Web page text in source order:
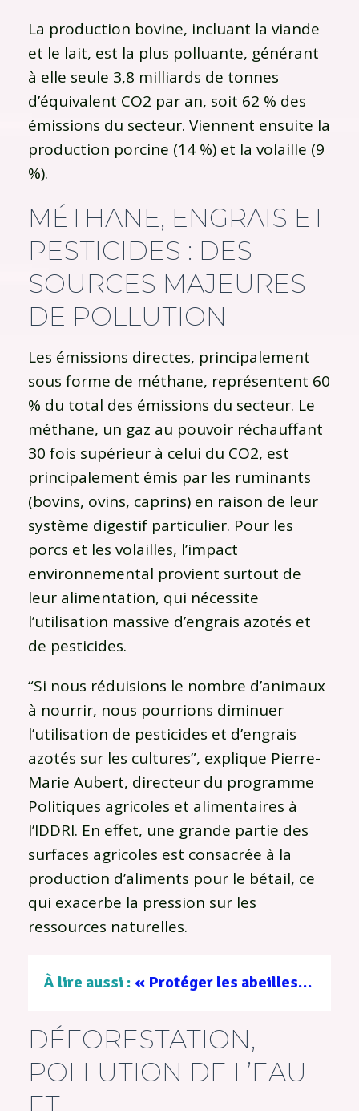
La production bovine, incluant la viande
et le lait, est la plus polluante, générant
à elle seule 3,8 milliards de tonnes
d’équivalent CO2 par an, soit 62 % des
émissions du secteur. Viennent ensuite la
production porcine (14 %) et la volaille (9
%).
MÉTHANE, ENGRAIS ET
PESTICIDES : DES
SOURCES MAJEURES
DE POLLUTION
Les émissions directes, principalement
sous forme de méthane, représentent 60
% du total des émissions du secteur. Le
méthane, un gaz au pouvoir réchauffant
30 fois supérieur à celui du CO2, est
principalement émis par les ruminants
(bovins, ovins, caprins) en raison de leur
système digestif particulier. Pour les
porcs et les volailles, l’impact
environnemental provient surtout de
leur alimentation, qui nécessite
l’utilisation massive d’engrais azotés et
de pesticides.
“Si nous réduisions le nombre d’animaux
à nourrir, nous pourrions diminuer
l’utilisation de pesticides et d’engrais
azotés sur les cultures”, explique Pierre-
Marie Aubert, directeur du programme
Politiques agricoles et alimentaires à
l’IDDRI. En effet, une grande partie des
surfaces agricoles est consacrée à la
production d’aliments pour le bétail, ce
qui exacerbe la pression sur les
ressources naturelles.
À lire aussi : « Protéger les abeilles, c’est d’abord réapprendre la diversité du vivant » : entretien avec René Schiebak, expert en apiculture
DÉFORESTATION,
POLLUTION DE L’EAU